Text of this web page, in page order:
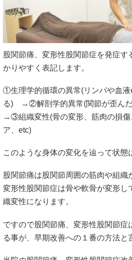
他で良くならない理由
いから」
病院でレントゲンやMRIなどの検査
診断を受けると手術を勧められるか
射を打ったりリハビリを受ける事に
しかしこれらを受けていても中々症
方や手術だけは避けたいと言う方が
ジや矯正を受けるもその場は良いよ